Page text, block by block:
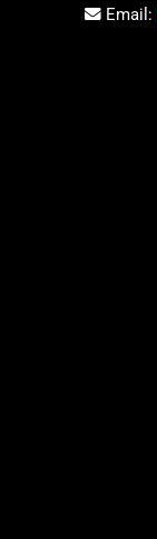
Email: